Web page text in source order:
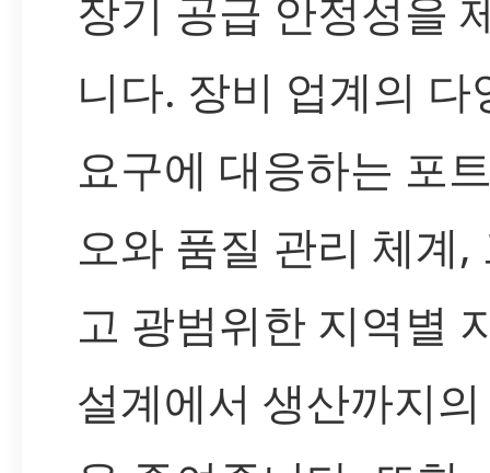
장기 공급 안정성을
니다. 장비 업계의 다
요구에 대응하는 포
오와 품질 관리 체계,
고 광범위한 지역별
설계에서 생산까지